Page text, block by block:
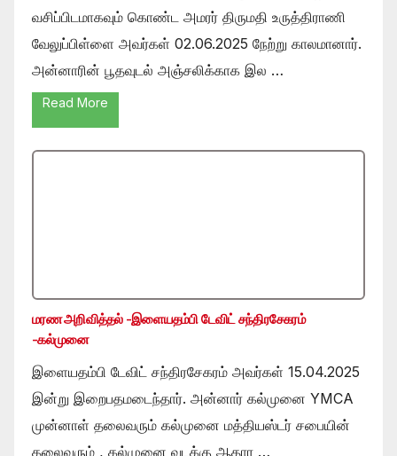
வசிப்பிடமாகவும் கொண்ட அமரர் திருமதி உருத்திராணி
வேலுப்பிள்ளை அவர்கள் 02.06.2025 நேற்று காலமானார்.
அன்னாரின் பூதவுடல் அஞ்சலிக்காக இல …
Read More
மரண அறிவித்தல் -இளையதம்பி டேவிட் சந்திரசேகரம்
-கல்முனை
இளையதம்பி டேவிட் சந்திரசேகரம் அவர்கள் 15.04.2025
இன்று இறைபதமடைந்தார். அன்னார் கல்முனை YMCA
முன்னாள் தலைவரும் கல்முனை மத்தியஸ்டர் சபையின்
தலைவரும் , கல்முனை வடக்கு ஆதார …